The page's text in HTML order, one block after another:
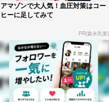
アマゾンで大人気！血圧対策はコー
ヒーに足してみて
PR(森永乳業)